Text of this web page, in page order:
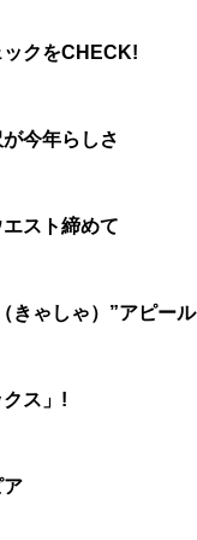
ックをCHECK!
今年らしさ
スト締めて
きゃしゃ）”アピール
ス」!